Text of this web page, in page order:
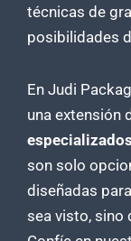
técnicas de
posibilidades
En Judi
una extensión
especializados
son solo
diseñadas
sea visto, sino